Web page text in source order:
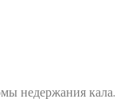
недержания кала.